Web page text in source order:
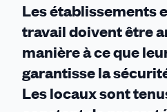
Les établissements
travail doivent être
manière à ce que
garantisse la
Les locaux sont